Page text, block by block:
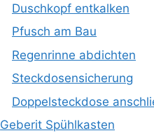
Duschkopf entkalken
Pfusch am Bau
Regenrinne abdichten
Steckdosensicherung
Doppelsteckdose
Geberit Spühlkasten